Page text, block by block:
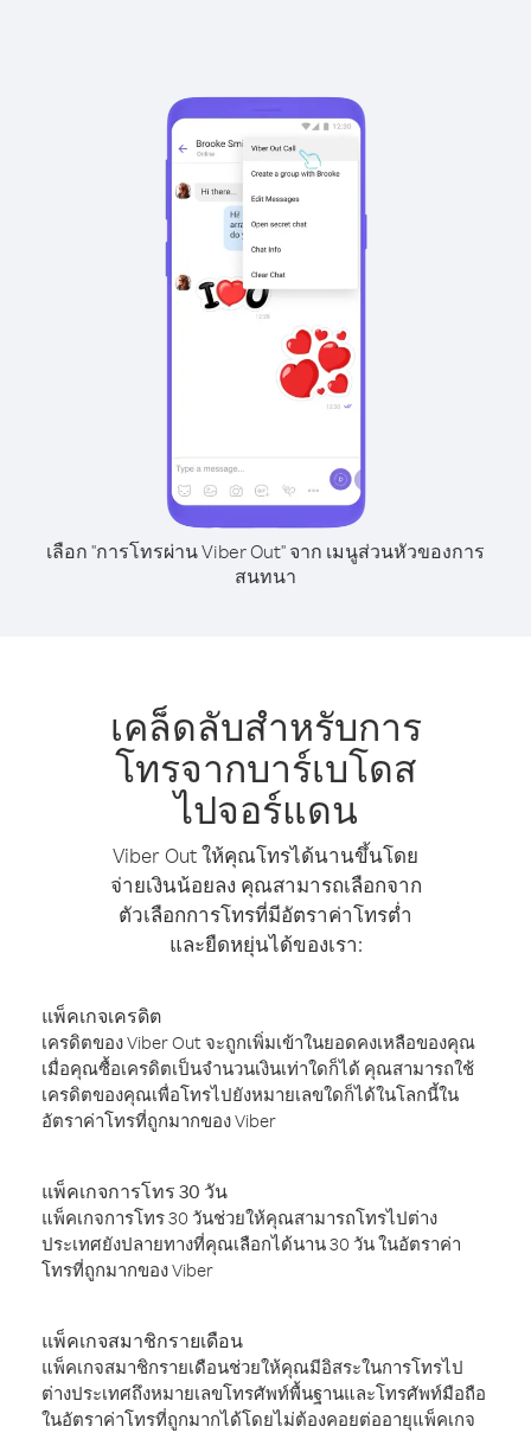
เลือก "การโทรผ่าน Viber Out" จาก เมนูส่วนหัวของการ
สนทนา
เคล็ดลับสำหรับการ
โทรจากบาร์เบโดส
ไปจอร์แดน
Viber Out ให้คุณโทรได้นานขึ้นโดย
จ่ายเงินน้อยลง คุณสามารถเลือกจาก
ตัวเลือกการโทรที่มีอัตราค่าโทรต่ำ
และยืดหยุ่นได้ของเรา:
แพ็คเกจเครดิต
เครดิตของ Viber Out จะถูกเพิ่มเข้าในยอดคงเหลือของคุณ
เมื่อคุณซื้อเครดิตเป็นจำนวนเงินเท่าใดก็ได้ คุณสามารถใช้
เครดิตของคุณเพื่อโทรไปยังหมายเลขใดก็ได้ในโลกนี้ใน
อัตราค่าโทรที่ถูกมากของ Viber
แพ็คเกจการโทร 30 วัน
แพ็คเกจการโทร 30 วันช่วยให้คุณสามารถโทรไปต่าง
ประเทศยังปลายทางที่คุณเลือกได้นาน 30 วัน ในอัตราค่า
โทรที่ถูกมากของ Viber
แพ็คเกจสมาชิกรายเดือน
แพ็คเกจสมาชิกรายเดือนช่วยให้คุณมีอิสระในการโทรไป
ต่างประเทศถึงหมายเลขโทรศัพท์พื้นฐานและโทรศัพท์มือถือ
ในอัตราค่าโทรที่ถูกมากได้โดยไม่ต้องคอยต่ออายุแพ็คเกจ